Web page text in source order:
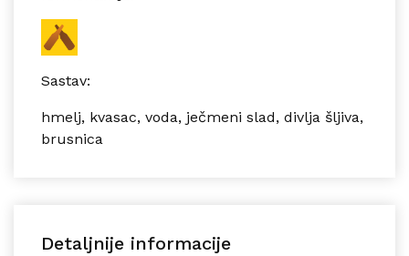
Sastav:
hmelj, kvasac, voda, ječmeni slad, divlja šljiva,
brusnica
Detaljnije informacije